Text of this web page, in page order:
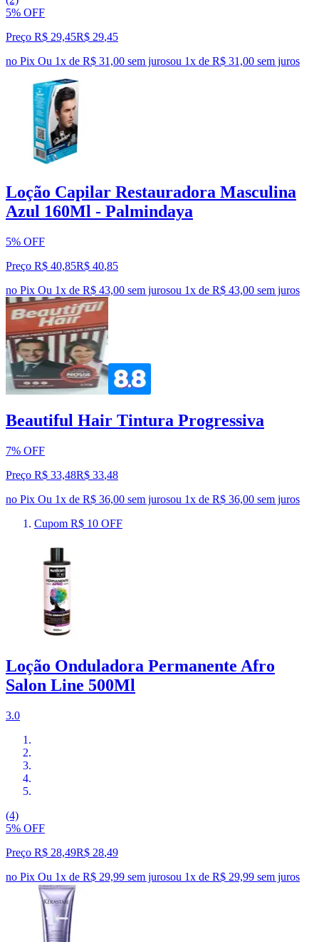
5% OFF
Preço R$ 29,45R$ 29,45
no Pix Ou 1x de R$ 31,00 sem jurosou 1x de R$ 31,00 sem juros
Loção Capilar Restauradora Masculina
Azul 160Ml - Palmindaya
5% OFF
Preço R$ 40,85R$ 40,85
no Pix Ou 1x de R$ 43,00 sem jurosou 1x de R$ 43,00 sem juros
Beautiful Hair Tintura Progressiva
7% OFF
Preço R$ 33,48R$ 33,48
no Pix Ou 1x de R$ 36,00 sem jurosou 1x de R$ 36,00 sem juros
Cupom R$ 10 OFF
Loção Onduladora Permanente Afro
Salon Line 500Ml
3.0
(4)
5% OFF
Preço R$ 28,49R$ 28,49
no Pix Ou 1x de R$ 29,99 sem jurosou 1x de R$ 29,99 sem juros